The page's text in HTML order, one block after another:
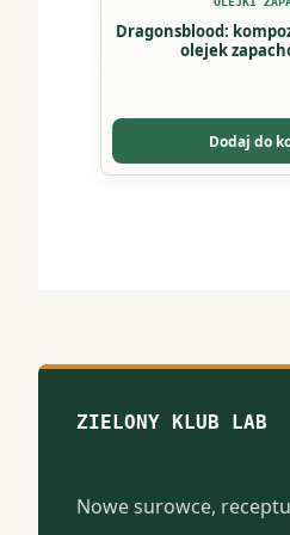
Dragonsblood:
olejek
Dodaj do
ZIELONY KLUB LAB
Nowe surowce,